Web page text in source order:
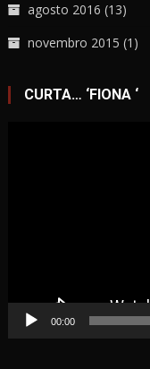
agosto 2016 (13)
novembro 2015 (1)
CURTA… ‘FIONA ‘
00:00